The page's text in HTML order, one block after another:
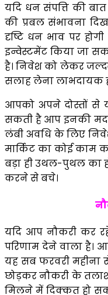
यदि धन संपत्ति की
की प्रबल संभावना
दृष्टि धन भाव पर
इन्वेस्टमेंट किया जा
है। निवेश को लेकर
सलाह लेना लाभदायक
आपको अपने दोस्तों से
सकती है आप इनकी
लंबी अवधि के लिए
मार्किट का कोई काम
बड़ा ही उथल-पुथल का
करने से बचे।
यदि आप नौकरी कर
परिणाम देने वाला है।
यह सब फरवरी महीना
छोड़कर नौकरी के
मिलने में दिक्कत हो